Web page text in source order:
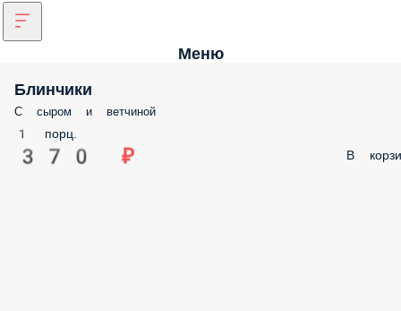
Меню
Блинчики
С сыром и ветчиной
1 порц.
370 ₽ В